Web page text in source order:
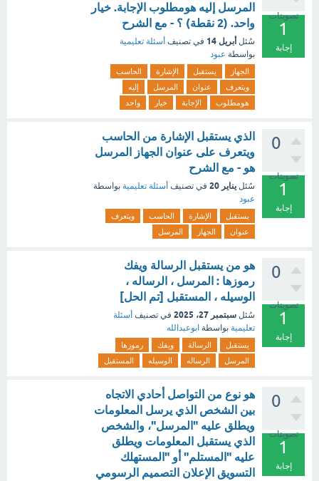
تصويتات
1
إجابة
المرسل إليه هومطلوب الإجابة. خيار
واحد. (2 نقطة) ؟ - مع الشرح
سُئل أبريل 14 في تصنيف أسئلة تعليمية
بواسطة عبود
الجهاز يستقبل الإشارة
الحاسب
ويتعرف
عنوان المرسل
إليه
هومطلوب
الإجابة خيار واحد
0
تصويتات
1
إجابة
الذي يستقبل الإشارة من الحاسب
ويتعرف على عنوان الجهاز المرسل
هو - مع الشرح
سُئل يناير 20 في تصنيف أسئلة تعليمية بواسطة
عبود
يستقبل الإشارة الحاسب
ويتعرف
عنوان
الجهاز المرسل
0
تصويتات
1
إجابة
هو من يستقبل الرسالة ويفك
رموزها : المرسل ، الرساله ،
الوسيله ، المستقبل [تم الحل]
سُئل سبتمبر 27، 2025 في تصنيف أسئلة
تعليمية بواسطة ابوعبدالله
يستقبل الرسالة ويفك
رموزها
المرسل
الرساله الوسيله المستقبل
0
تصويتات
1
إجابة
هو نوع من التواصل أحادي الاتجاه
بين الشخص الذي يرسل المعلومات
ويطلق عليه "المرسل"، والشخص
الذي يستقبل المعلومات ويطلق
عليه "المستلم" أو "المستهلك
التسويق الإعلان التصميم الرسومي